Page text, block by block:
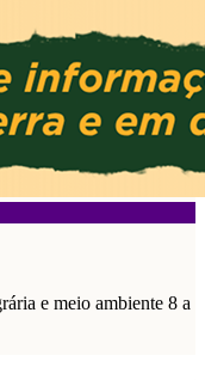
e meio ambiente 8 a